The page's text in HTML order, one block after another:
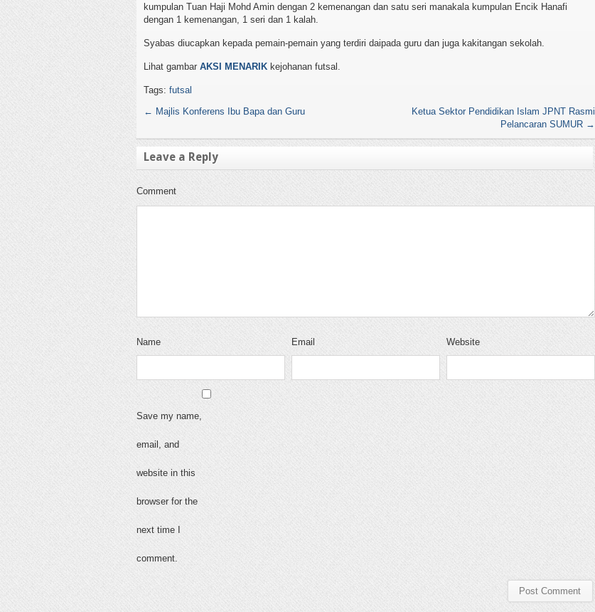
kumpulan Tuan Haji Mohd Amin dengan 2 kemenangan dan satu seri manakala kumpulan Encik Hanafi
dengan 1 kemenangan, 1 seri dan 1 kalah.
Syabas diucapkan kepada pemain-pemain yang terdiri daipada guru dan juga kakitangan sekolah.
Lihat gambar AKSI MENARIK kejohanan futsal.
Tags: futsal
← Majlis Konferens Ibu Bapa dan Guru
Ketua Sektor Pendidikan Islam JPNT Rasmi
Pelancaran SUMUR →
Leave a Reply
Comment
Name Email Website
Save my name,
email, and
website in this
browser for the
next time I
comment.